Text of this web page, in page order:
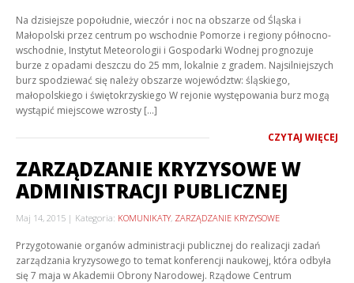
Na dzisiejsze popołudnie, wieczór i noc na obszarze od Śląska i
Małopolski przez centrum po wschodnie Pomorze i regiony północno-
wschodnie, Instytut Meteorologii i Gospodarki Wodnej prognozuje
burze z opadami deszczu do 25 mm, lokalnie z gradem. Najsilniejszych
burz spodziewać się należy obszarze województw: śląskiego,
małopolskiego i świętokrzyskiego W rejonie występowania burz mogą
wystąpić miejscowe wzrosty […]
CZYTAJ WIĘCEJ
ZARZĄDZANIE KRYZYSOWE W
ADMINISTRACJI PUBLICZNEJ
Maj 14, 2015 Kategoria: KOMUNIKATY, ZARZĄDZANIE KRYZYSOWE
Przygotowanie organów administracji publicznej do realizacji zadań
zarządzania kryzysowego to temat konferencji naukowej, która odbyła
się 7 maja w Akademii Obrony Narodowej. Rządowe Centrum